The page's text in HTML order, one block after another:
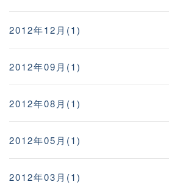
2012年12月(1)
2012年09月(1)
2012年08月(1)
2012年05月(1)
2012年03月(1)